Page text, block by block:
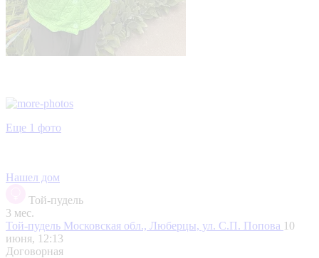
Еще 1 фото
Нашел дом
Той-пудель
3 мес.
Той-пудель Московская обл., Люберцы, ул. С.П. Попова 10
июня, 12:13
Договорная